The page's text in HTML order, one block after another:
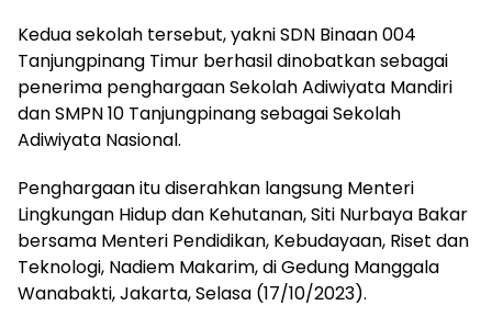
Kedua sekolah tersebut, yakni SDN Binaan 004
Tanjungpinang Timur berhasil dinobatkan sebagai
penerima penghargaan Sekolah Adiwiyata Mandiri
dan SMPN 10 Tanjungpinang sebagai Sekolah
Adiwiyata Nasional.
Penghargaan itu diserahkan langsung Menteri
Lingkungan Hidup dan Kehutanan, Siti Nurbaya Bakar
bersama Menteri Pendidikan, Kebudayaan, Riset dan
Teknologi, Nadiem Makarim, di Gedung Manggala
Wanabakti, Jakarta, Selasa (17/10/2023).